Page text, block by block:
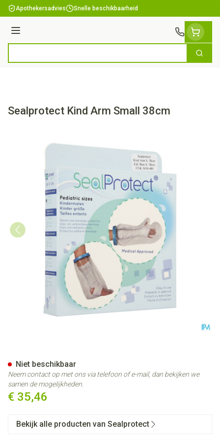
Ga naar de inhoud
Apothekersadvies Snelle beschikbaarheid
Menu
Zoek
Sealprotect Kind Arm Small 38cm
€ 35,46
Niet beschikbaar
Neem contact op met ons via telefoon of e-mail, dan bekijken we
samen de mogelijkheden.
Bekijk alle producten van Sealprotect